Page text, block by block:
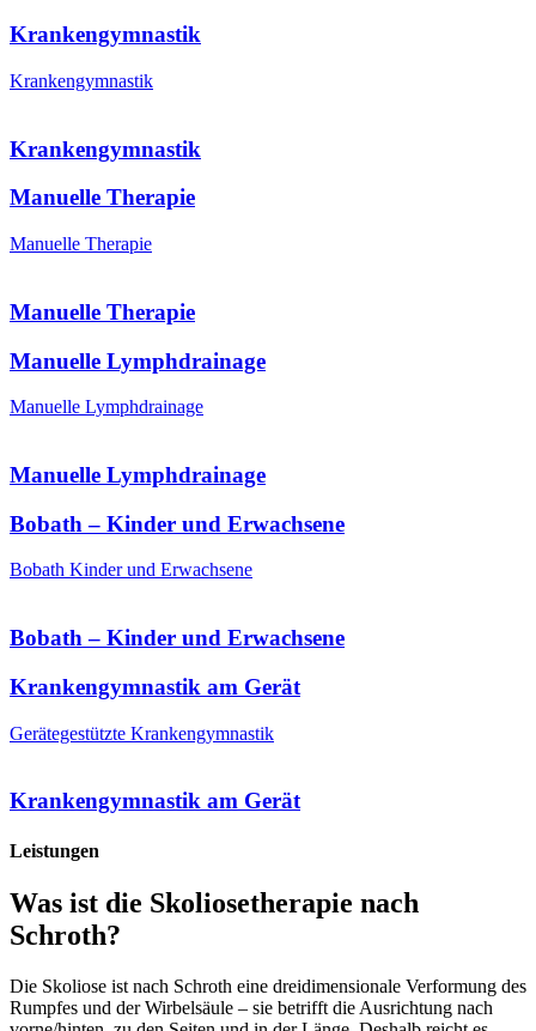
Krankengymnastik
Krankengymnastik
Krankengymnastik
Manuelle Therapie
Manuelle Therapie
Manuelle Therapie
Manuelle Lymphdrainage
Manuelle Lymphdrainage
Manuelle Lymphdrainage
Bobath – Kinder und Erwachsene
Bobath Kinder und Erwachsene
Bobath – Kinder und Erwachsene
Krankengymnastik am Gerät
Gerätegestützte Krankengymnastik
Krankengymnastik am Gerät
Leistungen
Was ist die Skoliosetherapie nach
Schroth?
Die Skoliose ist nach Schroth eine dreidimensionale Verformung des
Rumpfes und der Wirbelsäule – sie betrifft die Ausrichtung nach